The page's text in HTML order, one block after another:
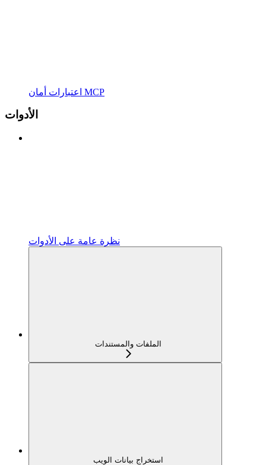
اعتبارات أمان MCP
الأدوات
نظرة عامة على الأدوات
الملفات والمستندات
استخراج بيانات الويب